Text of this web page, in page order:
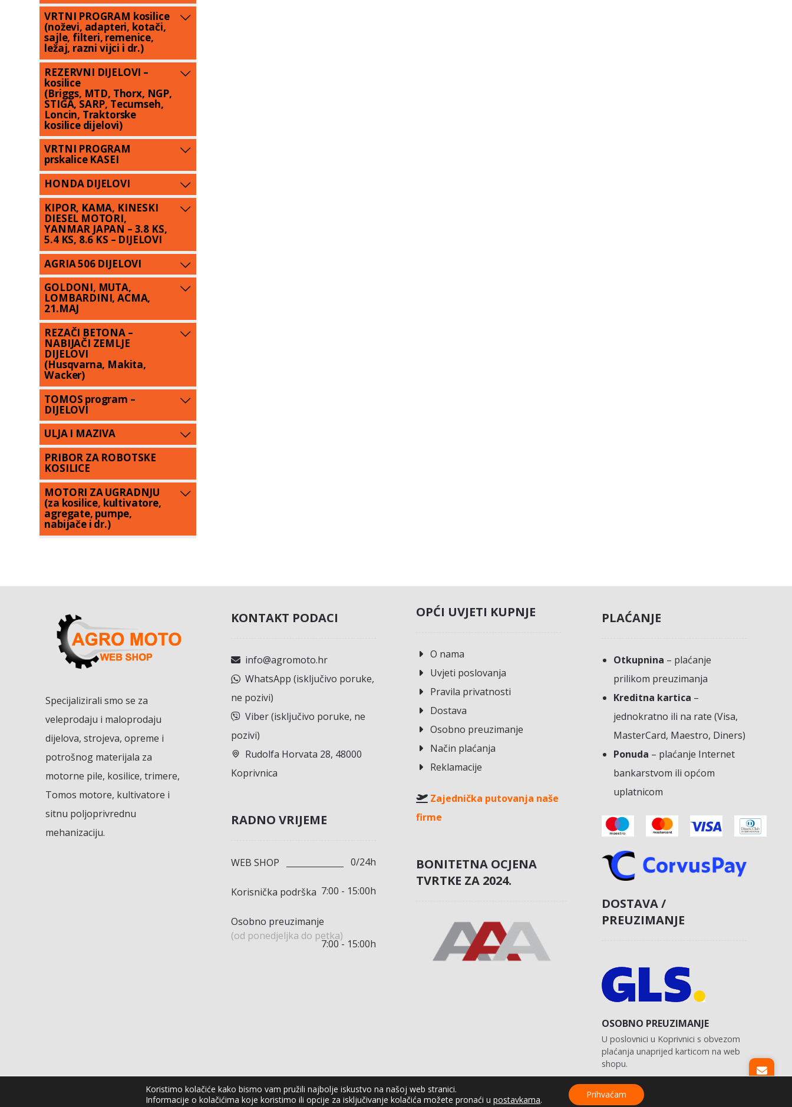
VRTNI PROGRAM kosilice
(noževi, adapteri, kotači,
sajle, filteri, remenice,
ležaj, razni vijci i dr.)
REZERVNI DIJELOVI –
kosilice
(Briggs, MTD, Thorx, NGP,
STIGA, SARP, Tecumseh,
Loncin, Traktorske
kosilice dijelovi)
VRTNI PROGRAM
prskalice KASEI
HONDA DIJELOVI
KIPOR, KAMA, KINESKI
DIESEL MOTORI,
YANMAR JAPAN – 3.8 KS,
5.4 KS, 8.6 KS – DIJELOVI
AGRIA 506 DIJELOVI
GOLDONI, MUTA,
LOMBARDINI, ACMA,
21.MAJ
REZAČI BETONA –
NABIJAČI ZEMLJE
DIJELOVI
(Husqvarna, Makita,
Wacker)
TOMOS program –
DIJELOVI
ULJA I MAZIVA
PRIBOR ZA ROBOTSKE
KOSILICE
MOTORI ZA UGRADNJU
(za kosilice, kultivatore,
agregate, pumpe,
nabijače i dr.)
Specijalizirali smo se za
veleprodaju i maloprodaju
dijelova, strojeva, opreme i
potrošnog materijala za
motorne pile, kosilice, trimere,
Tomos motore, kultivatore i
sitnu poljoprivrednu
mehanizaciju.
KONTAKT PODACI
info@agromoto.hr
WhatsApp (isključivo poruke,
ne pozivi)
Viber (isključivo poruke, ne
pozivi)
Rudolfa Horvata 28, 48000
Koprivnica
RADNO VRIJEME
WEB SHOP 0/24h
Korisnička podrška 7:00 - 15:00h
Osobno preuzimanje
(od ponedjeljka do petka)
7:00 - 15:00h
OPĆI UVJETI KUPNJE
O nama
Uvjeti poslovanja
Pravila privatnosti
Dostava
Osobno preuzimanje
Način plaćanja
Reklamacije
Zajednička putovanja naše
firme
BONITETNA OCJENA
TVRTKE ZA 2024.
PLAĆANJE
Otkupnina – plaćanje
prilikom preuzimanja
Kreditna kartica –
jednokratno ili na rate (Visa,
MasterCard, Maestro, Diners)
Ponuda – plaćanje Internet
bankarstvom ili općom
uplatnicom
DOSTAVA /
PREUZIMANJE
OSOBNO PREUZIMANJE
U poslovnici u Koprivnici s obvezom
plaćanja unaprijed karticom na web
shopu.
Koristimo kolačiće kako bismo vam pružili najbolje iskustvo na našoj web stranici.
Informacije o kolačićima koje koristimo ili opcije za isključivanje kolačića možete pronaći upostavkama. Prihvaćam